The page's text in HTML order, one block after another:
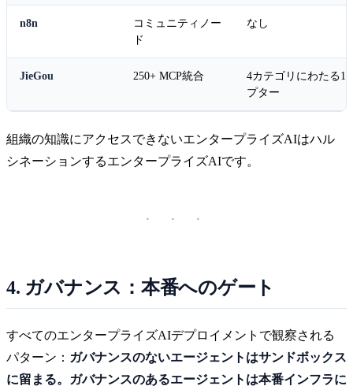
n8n
コミュニティノー
ド
なし
JieGou 250+ MCP統合
4カテゴリにわたる
プター
組織の知識にアクセスできないエンタープライズAIはハル
シネーションするエンタープライズAIです。
4. ガバナンス：本番へのゲート
すべてのエンタープライズAIデプロイメントで観察される
パターン： ガバナンスのないエージェントはサンドボックス
に留まる。ガバナンスのあるエージェントは本番インフラに